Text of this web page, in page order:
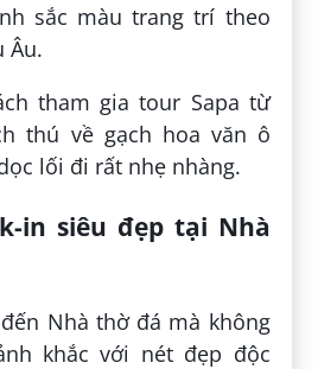
sắc màu trang trí theo
Âu.
tham gia tour Sapa từ
thú về gạch hoa văn ô
lối đi rất nhẹ nhàng.
in siêu đẹp tại Nhà
Nhà thờ đá mà không
khắc với nét đẹp độc